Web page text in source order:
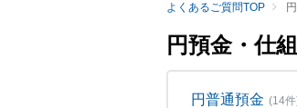
よくあるご質問TOP
円預金・仕
円普通預金 (14